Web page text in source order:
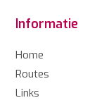
Informatie
Home
Routes
Links